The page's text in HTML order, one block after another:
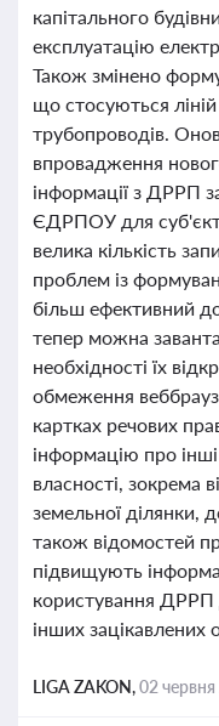
капітального
експлуатацію
Також змінено
що стосуються
трубопроводів.
впровадження
інформації з ДРРП
ЄДРПОУ для
велика кількість
проблем із
більш ефективний
тепер можна
необхідності їх
обмеження
картках речових
інформацію про інші
власності, зокрема
земельної ділянки,
також відомостей
підвищують
користування ДРРП
інших зацікавлених
LIGA ZAKON,02